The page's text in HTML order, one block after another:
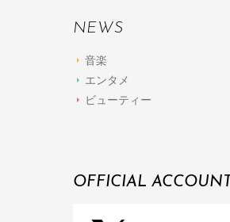
NEWS
音楽
エンタメ
ビューティー
OFFICIAL ACCOUNT